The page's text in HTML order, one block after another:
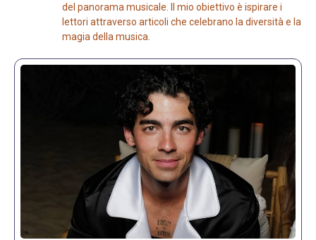
del panorama musicale. Il mio obiettivo è ispirare i
lettori attraverso articoli che celebrano la diversità e la
magia della musica.